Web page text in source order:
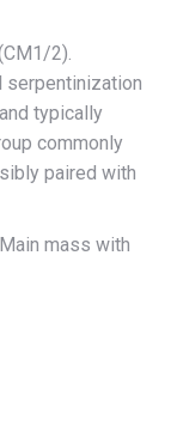
2).
typically
commonly
paired with
mass with